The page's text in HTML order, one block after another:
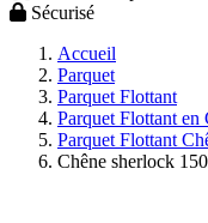
Sécurisé
Accueil
Parquet
Parquet Flottant
Parquet Flottant en
Parquet Flottant
Chêne sherlock